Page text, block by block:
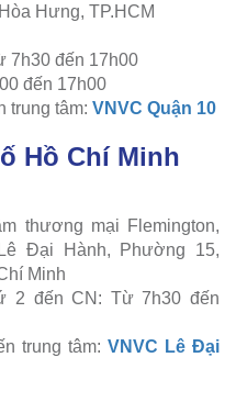
Hưng, TP.HCM
7h30 đến 17h00
đến 17h00
trung tâm: VNVC Quận 10
Hồ Chí Minh
thương mại Flemington,
Đại Hành, Phường 15,
Minh
2 đến CN: Từ 7h30 đến
trung tâm: VNVC Lê Đại